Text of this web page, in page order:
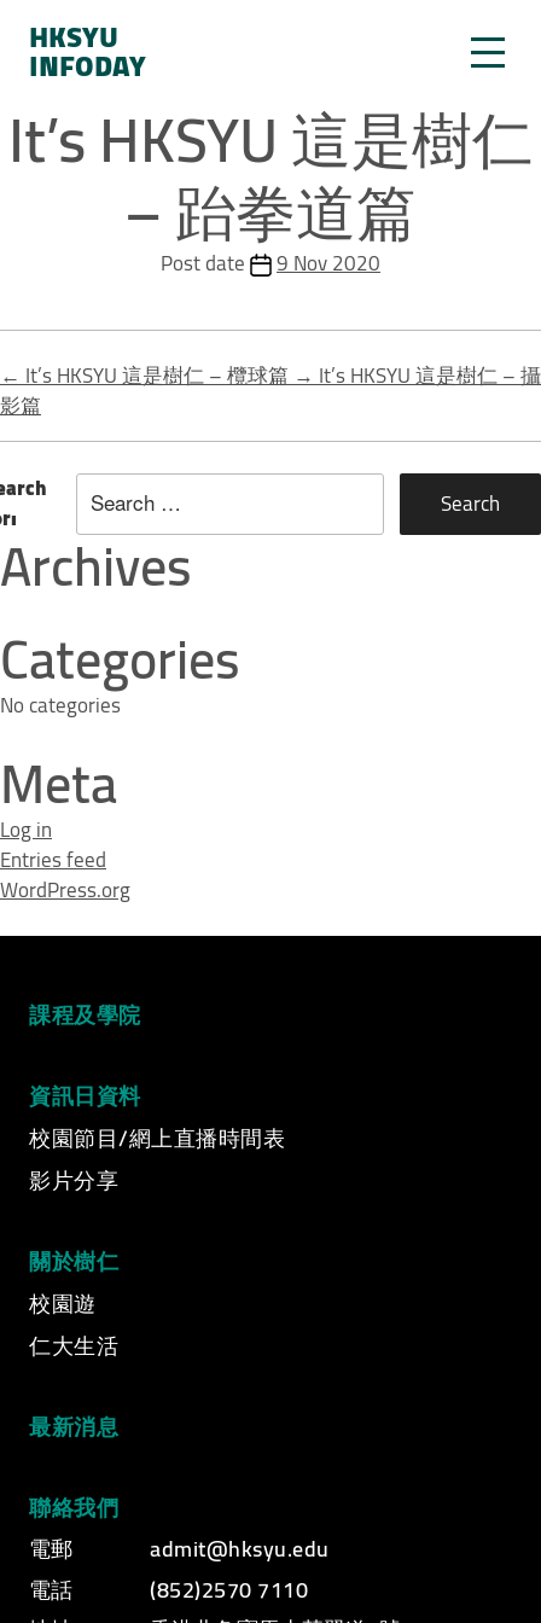
HKSYU
INFODAY
It’s HKSYU 這是樹仁
– 跆拳道篇
Post date 9 Nov 2020
←It’s HKSYU 這是樹仁 – 欖球篇→It’s HKSYU 這是樹仁 – 攝
影篇
Archives
Categories
No categories
Meta
Log in
Entries feed
WordPress.org
Video Title
Video category
課程及學院
資訊日資料
校園節目/網上直播時間表
影片分享
關於樹仁
校園遊
仁大生活
最新消息
聯絡我們
電郵
admit@hksyu.edu
電話
(852)2570 7110